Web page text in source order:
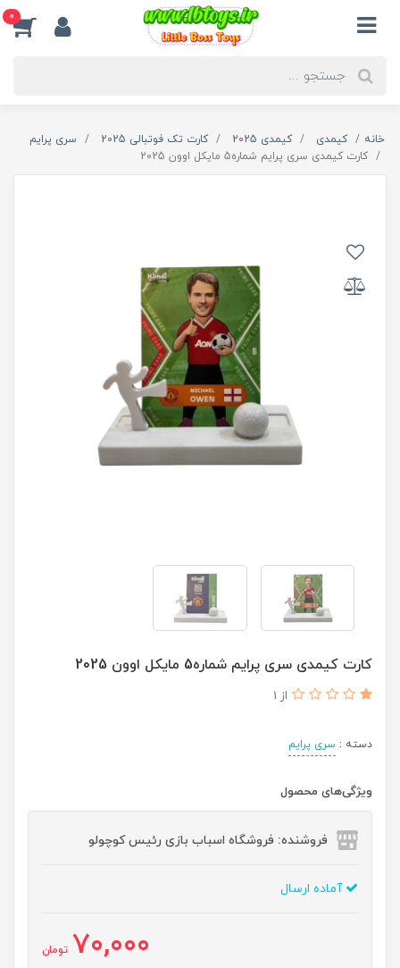
0
خانه کیمدی کیمدی 2025 کارت تک فوتبالی 2025
سری پرایم
کارت کیمدی سری پرایم شماره5 مایکل اوون 2025
کارت کیمدی سری پرایم شماره5 مایکل اوون 2025
از 1
دسته : سری پرایم
ویژگی‌های محصول
فروشنده: فروشگاه اسباب بازی رئیس کوچولو
آماده ارسال
70,000 تومان